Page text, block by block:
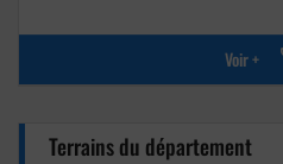
Voir +
Terrains du département